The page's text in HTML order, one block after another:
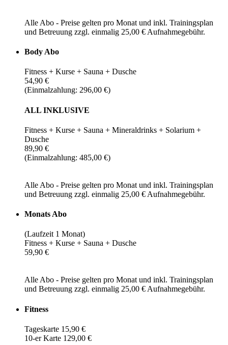
Alle Abo - Preise gelten pro Monat und inkl. Trainingsplan
und Betreuung zzgl. einmalig 25,00 € Aufnahmegebühr.
Body Abo
Fitness + Kurse + Sauna + Dusche
54,90 €
(Einmalzahlung: 296,00 €)
ALL INKLUSIVE
Fitness + Kurse + Sauna + Mineraldrinks + Solarium +
Dusche
89,90 €
(Einmalzahlung: 485,00 €)
Alle Abo - Preise gelten pro Monat und inkl. Trainingsplan
und Betreuung zzgl. einmalig 25,00 € Aufnahmegebühr.
Monats Abo
(Laufzeit 1 Monat)
Fitness + Kurse + Sauna + Dusche
59,90 €
Alle Abo - Preise gelten pro Monat und inkl. Trainingsplan
und Betreuung zzgl. einmalig 25,00 € Aufnahmegebühr.
Fitness
Tageskarte 15,90 €
10-er Karte 129,00 €